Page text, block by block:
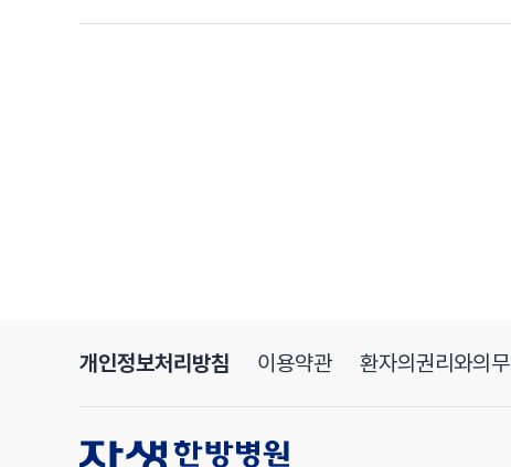
개인정보처리방침 이용약관 환자의권리와의무